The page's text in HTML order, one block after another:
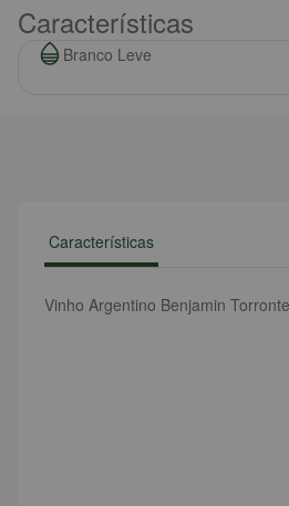
Características
Branco Leve
Características
Vinho Argentino Benjamin